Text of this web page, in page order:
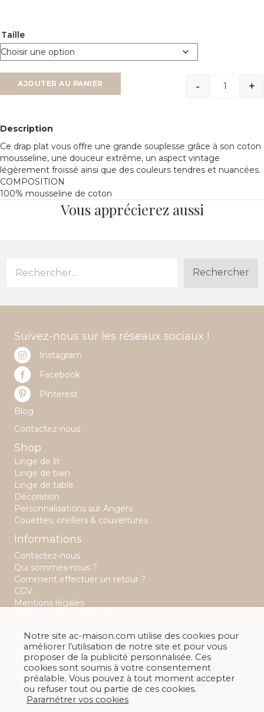
Taille
- +
AJOUTER AU PANIER
Description
Ce drap plat vous offre une grande souplesse grâce à son coton
mousseline, une douceur extrême, un aspect vintage
légèrement froissé ainsi que des couleurs tendres et nuancées.
COMPOSITION
100% mousseline de coton
Vous apprécierez aussi
Rechercher
Suivez-nous sur les réseaux sociaux !
Instagram
Facebook
Pinterest
Blog
Contactez-nous
Shop
Linge de lit
Linge de bain
Linge de table
Décoration
Personnalisations sur Angers
Couettes, oreillers & couvertures
Informations
Contactez-nous
Qui sommes-nous ?
Comment effectuer un retour ?
CGV
Mentions légales
A&C Maison
22 rue Saint Aubin
49 100 Angers
02 41 88 28 32
Lundi : 14h -19h
Mardi au samedi : 10h00 - 13h / 14h- 19h
Notre site ac-maison.com utilise des cookies pour
améliorer l’utilisation de notre site et pour vous
proposer de la publicité personnalisée. Ces
cookies sont soumis à votre consentement
préalable. Vous pouvez à tout moment accepter
ou refuser tout ou partie de ces cookies.
Paramétrer vos cookies